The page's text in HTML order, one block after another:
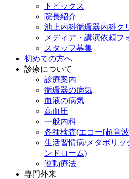
トピックス
院長紹介
池上内科循環器内科ク
メディア・講演依頼フ
スタッフ募集
初めての方へ
診療について
診療案内
循環器の病気
血液の病気
高血圧
一般内科
各種検査(エコー[超音
生活習慣病/メタボリ
ンドローム)
運動療法
専門外来